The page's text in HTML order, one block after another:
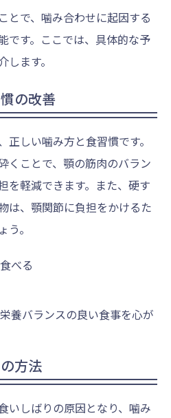
とで、噛み合わせに起因する
です。ここでは、具体的な予
ます。
の改善
しい噛み方と食習慣です。
くことで、顎の筋肉のバラン
を軽減できます。また、硬す
は、顎関節に負担をかけるた
。
べる
養バランスの良い食事を心が
方法
いしばりの原因となり、噛み